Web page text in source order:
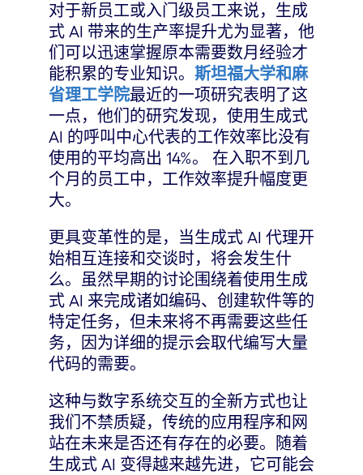
对于新员工或入门级员工来说，生成
式 AI 带来的生产率提升尤为显著，他
们可以迅速掌握原本需要数月经验才
能积累的专业知识。 斯坦福大学和麻
省理工学院最近的一项研究表明了这
一点，他们的研究发现，使用生成式
AI 的呼叫中心代表的工作效率比没有
使用的平均高出 14%。 在入职不到几
个月的员工中，工作效率提升幅度更
大。
更具变革性的是，当生成式 AI 代理开
始相互连接和交谈时，将会发生什
么。虽然早期的讨论围绕着使用生成
式 AI 来完成诸如编码、创建软件等的
特定任务，但未来将不再需要这些任
务，因为详细的提示会取代编写大量
代码的需要。
这种与数字系统交互的全新方式也让
我们不禁质疑，传统的应用程序和网
站在未来是否还有存在的必要。随着
生成式 AI 变得越来越先进，它可能会